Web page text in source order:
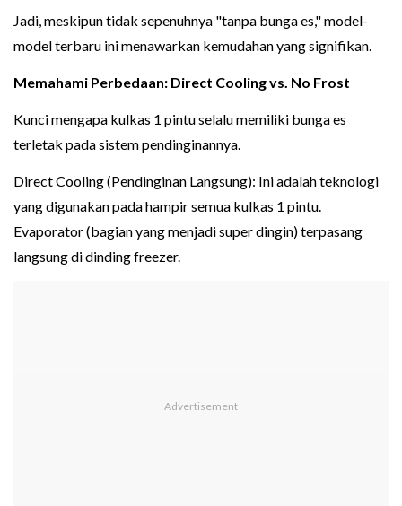
Jadi, meskipun tidak sepenuhnya "tanpa bunga es," model-
model terbaru ini menawarkan kemudahan yang signifikan.
Memahami Perbedaan: Direct Cooling vs. No Frost
Kunci mengapa kulkas 1 pintu selalu memiliki bunga es
terletak pada sistem pendinginannya.
Direct Cooling (Pendinginan Langsung): Ini adalah teknologi
yang digunakan pada hampir semua kulkas 1 pintu.
Evaporator (bagian yang menjadi super dingin) terpasang
langsung di dinding freezer.